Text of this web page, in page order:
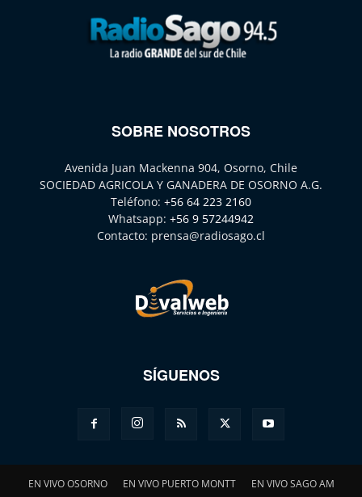
SOBRE NOSOTROS
Avenida Juan Mackenna 904, Osorno, Chile
SOCIEDAD AGRICOLA Y GANADERA DE OSORNO A.G.
Teléfono: +56 64 223 2160
Whatsapp: +56 9 57244942
Contacto: prensa@radiosago.cl
SÍGUENOS
EN VIVO OSORNO EN VIVO PUERTO MONTT EN VIVO SAGO AM